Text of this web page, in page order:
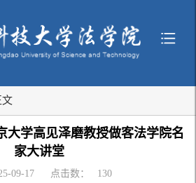
文
大学高见泽磨教授做客法学院名
家大讲堂
09-17 点击数： 130